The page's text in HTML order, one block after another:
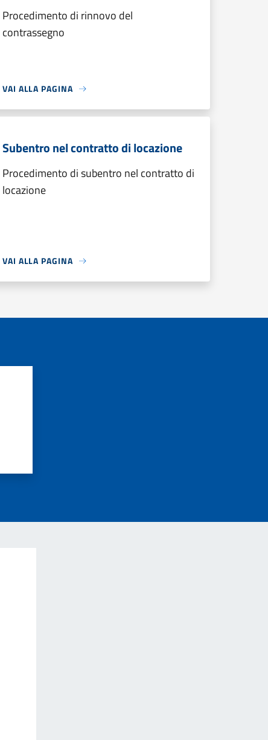
Procedimento di rinnovo del
contrassegno
VAI ALLA PAGINA
Subentro nel contratto di locazione
Procedimento di subentro nel contratto di
locazione
VAI ALLA PAGINA